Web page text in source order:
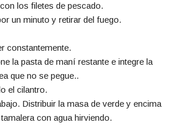
los filetes de pescado.
un minuto y retirar del fuego.
constantemente.
la pasta de maní restante e integre la
que no se pegue..
el cilantro.
Distribuir la masa de verde y encima
con agua hirviendo.